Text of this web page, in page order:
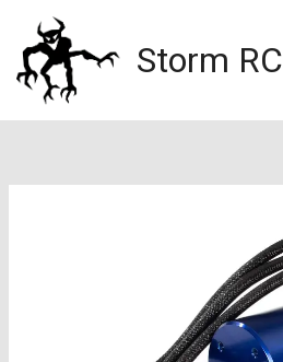
contenu
Storm RC